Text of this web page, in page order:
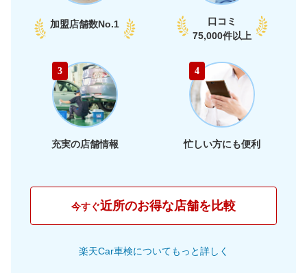
加盟店舗数No.1
口コミ
75,000件以上
3
充実の店舗情報
4
忙しい方にも便利
今すぐ近所のお得な店舗を比較
楽天Car車検についてもっと詳しく